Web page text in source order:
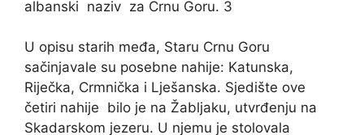
albanski naziv za Crnu Goru. 3
U opisu starih međa, Staru Crnu Goru
sačinjavale su posebne nahije: Katunska,
Riječka, Crmnička i Lješanska. Sjedište ove
četiri nahije bilo je na Žabljaku, utvrđenju na
Skadarskom jezeru. U njemu je stolovala